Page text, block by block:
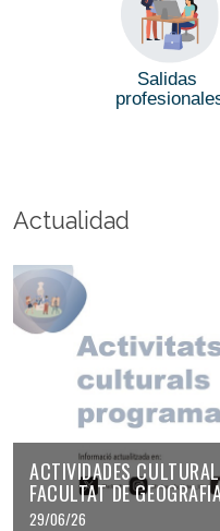
Salidas
Actualidad
ACTIVIDADES
FACULTAT DE
29/06/26